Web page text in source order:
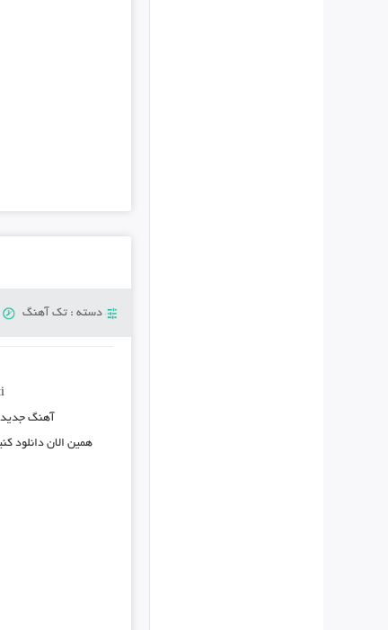
دسته : تک آهنگ
آهنگ جدید
همین الان دانلود